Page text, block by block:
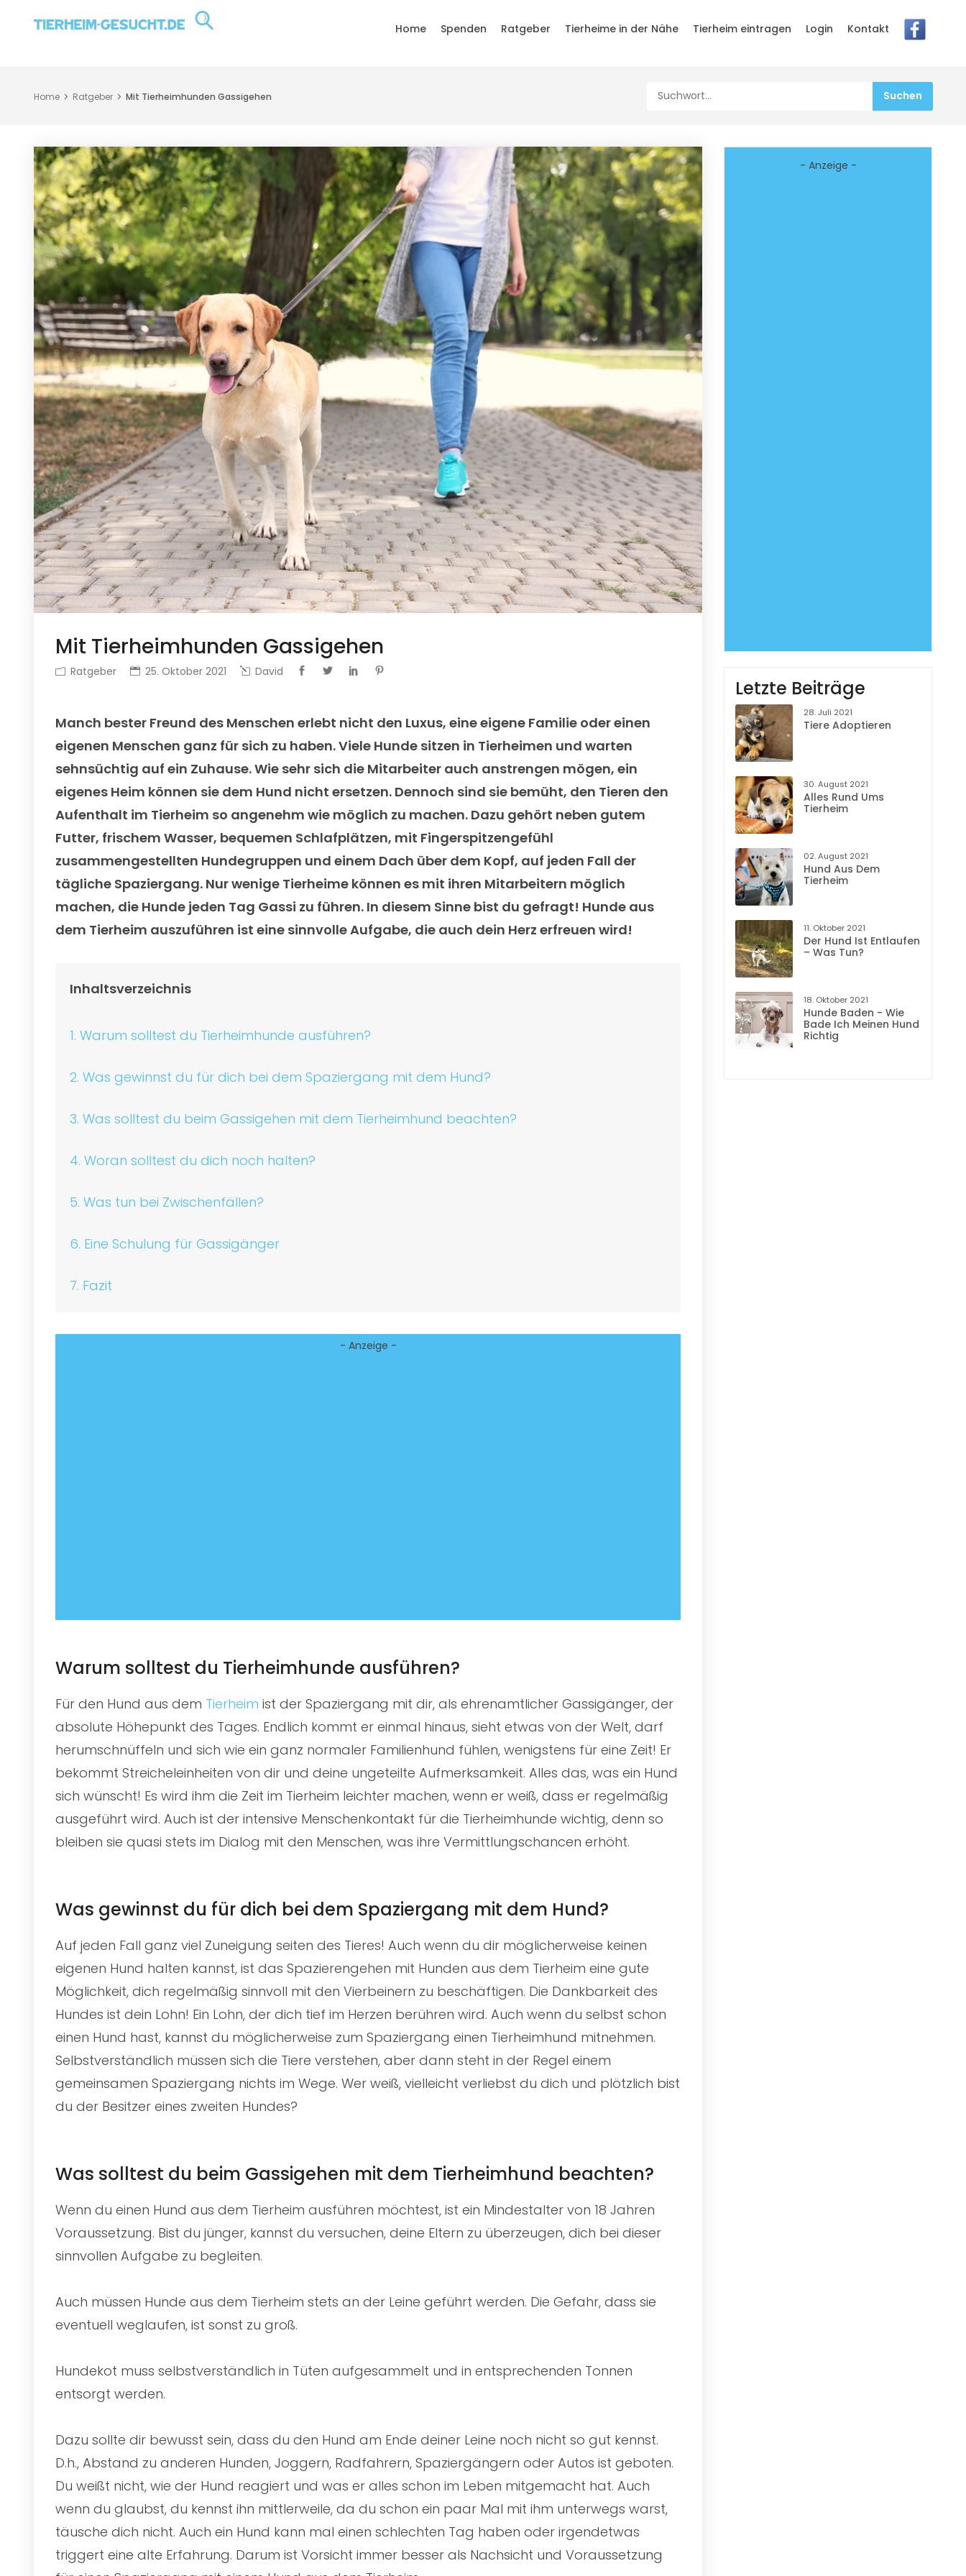
Home Spenden Ratgeber Tierheime in der Nähe Tierheim eintragen Login Kontakt
Home Ratgeber Mit Tierheimhunden Gassigehen
Mit Tierheimhunden Gassigehen
Ratgeber 25. Oktober 2021 David
Manch bester Freund des Menschen erlebt nicht den Luxus, eine eigene Familie oder einen
eigenen Menschen ganz für sich zu haben. Viele Hunde sitzen in Tierheimen und warten
sehnsüchtig auf ein Zuhause. Wie sehr sich die Mitarbeiter auch anstrengen mögen, ein
eigenes Heim können sie dem Hund nicht ersetzen. Dennoch sind sie bemüht, den Tieren den
Aufenthalt im Tierheim so angenehm wie möglich zu machen. Dazu gehört neben gutem
Futter, frischem Wasser, bequemen Schlafplätzen, mit Fingerspitzengefühl
zusammengestellten Hundegruppen und einem Dach über dem Kopf, auf jeden Fall der
tägliche Spaziergang. Nur wenige Tierheime können es mit ihren Mitarbeitern möglich
machen, die Hunde jeden Tag Gassi zu führen. In diesem Sinne bist du gefragt! Hunde aus
dem Tierheim auszuführen ist eine sinnvolle Aufgabe, die auch dein Herz erfreuen wird!
Inhaltsverzeichnis
1. Warum solltest du Tierheimhunde ausführen?
2. Was gewinnst du für dich bei dem Spaziergang mit dem Hund?
3. Was solltest du beim Gassigehen mit dem Tierheimhund beachten?
4. Woran solltest du dich noch halten?
5. Was tun bei Zwischenfällen?
6. Eine Schulung für Gassigänger
7. Fazit
- Anzeige -
Warum solltest du Tierheimhunde ausführen?
Für den Hund aus dem Tierheim ist der Spaziergang mit dir, als ehrenamtlicher Gassigänger, der
absolute Höhepunkt des Tages. Endlich kommt er einmal hinaus, sieht etwas von der Welt, darf
herumschnüffeln und sich wie ein ganz normaler Familienhund fühlen, wenigstens für eine Zeit! Er
bekommt Streicheleinheiten von dir und deine ungeteilte Aufmerksamkeit. Alles das, was ein Hund
sich wünscht! Es wird ihm die Zeit im Tierheim leichter machen, wenn er weiß, dass er regelmäßig
ausgeführt wird. Auch ist der intensive Menschenkontakt für die Tierheimhunde wichtig, denn so
bleiben sie quasi stets im Dialog mit den Menschen, was ihre Vermittlungschancen erhöht.
Was gewinnst du für dich bei dem Spaziergang mit dem Hund?
Auf jeden Fall ganz viel Zuneigung seiten des Tieres! Auch wenn du dir möglicherweise keinen
eigenen Hund halten kannst, ist das Spazierengehen mit Hunden aus dem Tierheim eine gute
Möglichkeit, dich regelmäßig sinnvoll mit den Vierbeinern zu beschäftigen. Die Dankbarkeit des
Hundes ist dein Lohn! Ein Lohn, der dich tief im Herzen berühren wird. Auch wenn du selbst schon
einen Hund hast, kannst du möglicherweise zum Spaziergang einen Tierheimhund mitnehmen.
Selbstverständlich müssen sich die Tiere verstehen, aber dann steht in der Regel einem
gemeinsamen Spaziergang nichts im Wege. Wer weiß, vielleicht verliebst du dich und plötzlich bist
du der Besitzer eines zweiten Hundes?
Was solltest du beim Gassigehen mit dem Tierheimhund beachten?
Wenn du einen Hund aus dem Tierheim ausführen möchtest, ist ein Mindestalter von 18 Jahren
Voraussetzung. Bist du jünger, kannst du versuchen, deine Eltern zu überzeugen, dich bei dieser
sinnvollen Aufgabe zu begleiten.
Auch müssen Hunde aus dem Tierheim stets an der Leine geführt werden. Die Gefahr, dass sie
eventuell weglaufen, ist sonst zu groß.
Hundekot muss selbstverständlich in Tüten aufgesammelt und in entsprechenden Tonnen
entsorgt werden.
Dazu sollte dir bewusst sein, dass du den Hund am Ende deiner Leine noch nicht so gut kennst.
D.h., Abstand zu anderen Hunden, Joggern, Radfahrern, Spaziergängern oder Autos ist geboten.
Du weißt nicht, wie der Hund reagiert und was er alles schon im Leben mitgemacht hat. Auch
wenn du glaubst, du kennst ihn mittlerweile, da du schon ein paar Mal mit ihm unterwegs warst,
täusche dich nicht. Auch ein Hund kann mal einen schlechten Tag haben oder irgendetwas
triggert eine alte Erfahrung. Darum ist Vorsicht immer besser als Nachsicht und Voraussetzung
- Anzeige -
Letzte Beiträge
28. Juli 2021
Tiere Adoptieren
30. August 2021
Alles Rund Ums
Tierheim
02. August 2021
Hund Aus Dem
Tierheim
11. Oktober 2021
Der Hund Ist Entlaufen
– Was Tun?
18. Oktober 2021
Hunde Baden - Wie
Bade Ich Meinen Hund
Richtig